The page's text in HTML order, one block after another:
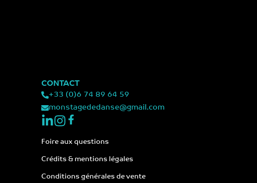
CONTACT
+33 (0)6 74 89 64 59
monstagededanse@gmail.com
Foire aux questions
Crédits & mentions légales
Conditions générales de vente